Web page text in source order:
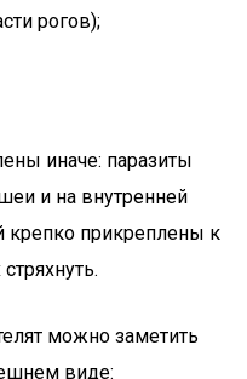
рогов);
иначе: паразиты
и на внутренней
крепко прикреплены к
можно заметить
виде: